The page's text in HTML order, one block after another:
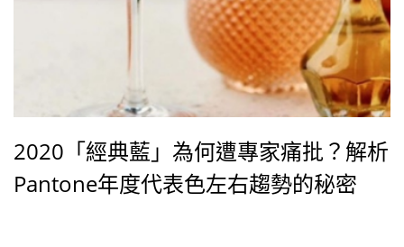
2020「經典藍」為何遭專家痛批？解析
Pantone年度代表色左右趨勢的秘密